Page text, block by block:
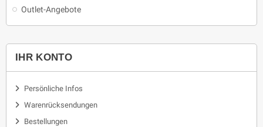
Outlet-Angebote
IHR KONTO
Persönliche Infos
Warenrücksendungen
Bestellungen